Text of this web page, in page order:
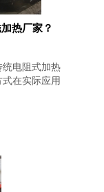
热厂家？
电阻式加热
在实际应用